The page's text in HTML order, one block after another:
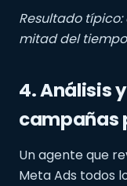
Resultado
mitad del
4. Análisis
campañas
Un agente que
Meta Ads todos